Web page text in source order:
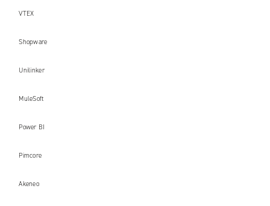
VTEX
Shopware
Unilinker
MuleSoft
Power BI
Pimcore
Akeneo